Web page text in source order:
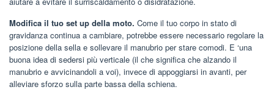
Modifica il tuo set up della moto. Come il tuo corpo in stato di
gravidanza continua a cambiare, potrebbe essere necessario regolare la
posizione della sella e sollevare il manubrio per stare comodi. E ‘una
buona idea di sedersi più verticale (il che significa che alzando il
manubrio e avvicinandoli a voi), invece di appoggiarsi in avanti, per
alleviare sforzo sulla parte bassa della schiena.